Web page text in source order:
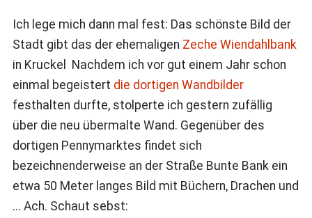
Ich lege mich dann mal fest: Das schönste Bild der
Stadt gibt das der ehemaligen Zeche Wiendahlbank
in Kruckel Nachdem ich vor gut einem Jahr schon
einmal begeistert die dortigen Wandbilder
festhalten durfte, stolperte ich gestern zufällig
über die neu übermalte Wand. Gegenüber des
dortigen Pennymarktes findet sich
bezeichnenderweise an der Straße Bunte Bank ein
etwa 50 Meter langes Bild mit Büchern, Drachen und
... Ach. Schaut sebst: